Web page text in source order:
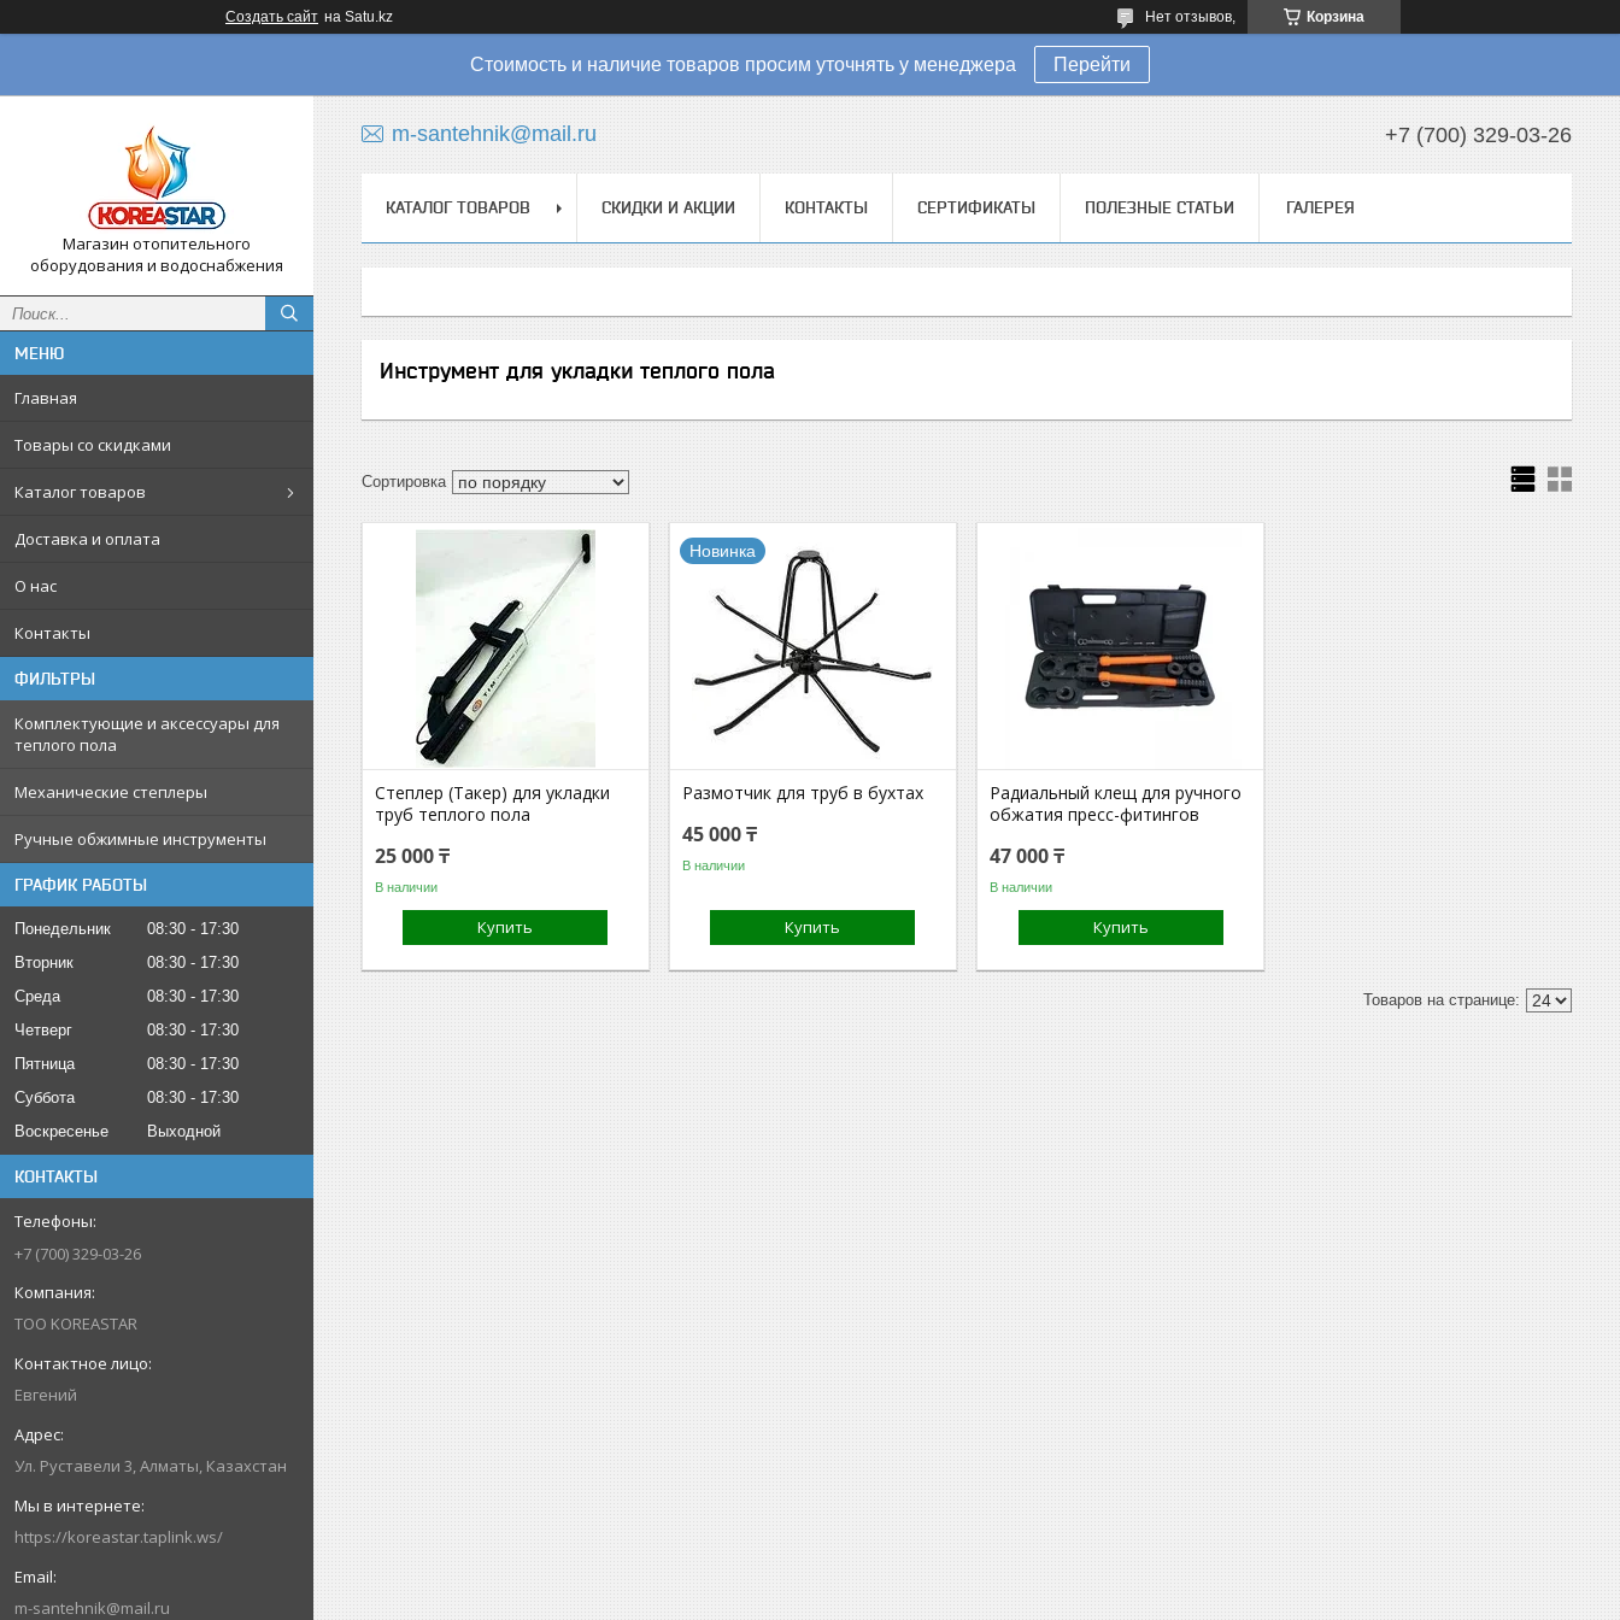
Создать сайт на Satu.kz Корзина
Нет отзывов,
Стоимость и наличие товаров просим уточнять у менеджера Перейти
Магазин отопительного
оборудования и водоснабжения
Главная
Товары со скидками
Каталог товаров
Доставка и оплата
О нас
Контакты
ФИЛЬТРЫ
Комплектующие и аксессуары для
теплого пола
Механические степлеры
Ручные обжимные инструменты
ГРАФИК РАБОТЫ
Понедельник 08:30
17:30
Вторник
08:30
17:30
Среда
08:30
17:30
Четверг
08:30
17:30
Пятница
08:30
17:30
Суббота
08:30
17:30
Воскресенье
Выходной
КОНТАКТЫ
+7 (700) 329-03-26
ТОО KOREASTAR
Евгений
Ул. Руставели 3, Алматы, Казахстан
https://koreastar.taplink.ws/
m-santehnik@mail.ru
m-santehnik@mail.ru +7 (700) 329-03-26
КАТАЛОГ ТОВАРОВ СКИДКИ И АКЦИИ КОНТАКТЫ СЕРТИФИКАТЫ ПОЛЕЗНЫЕ СТАТЬИ ГАЛЕРЕЯ
Инструмент для укладки теплого пола
Степлер (Такер) для укладки
труб теплого пола
25 000 ₸
В наличии
Купить
Новинка
Размотчик для труб в бухтах
45 000 ₸
В наличии
Купить
Радиальный клещ для ручного
обжатия пресс-фитингов
47 000 ₸
В наличии
Купить